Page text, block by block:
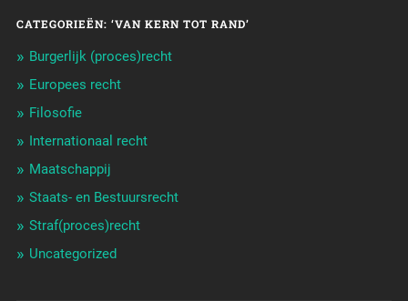
CATEGORIEËN: ‘VAN KERN TOT RAND’
Burgerlijk (proces)recht
Europees recht
Filosofie
Internationaal recht
Maatschappij
Staats- en Bestuursrecht
Straf(proces)recht
Uncategorized